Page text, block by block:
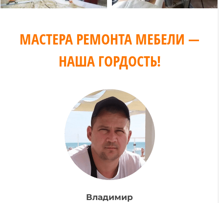
МАСТЕРА РЕМОНТА МЕБЕЛИ —
НАША ГОРДОСТЬ!
Владимир